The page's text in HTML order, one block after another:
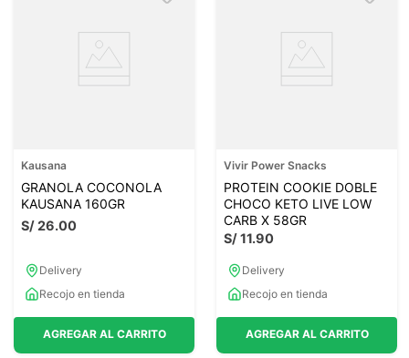
Kausana
GRANOLA COCONOLA
KAUSANA 160GR
S/26.00
Delivery
Recojo en tienda
AGREGAR AL CARRITO
Vivir Power Snacks
PROTEIN COOKIE DOBLE
CHOCO KETO LIVE LOW
CARB X 58GR
S/11.90
Delivery
Recojo en tienda
AGREGAR AL CARRITO